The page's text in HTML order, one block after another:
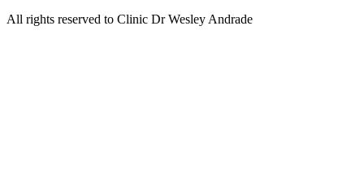
All rights reserved to Clinic Dr Wesley Andrade